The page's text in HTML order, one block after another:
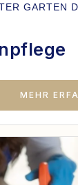
GARTEN
MEHR